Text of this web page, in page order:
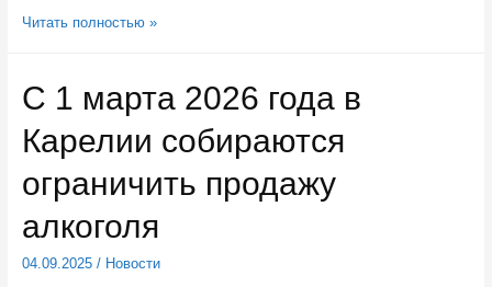
Предприятие
приборов
начнут
строить
в
Читать полностью »
С 1 марта 2026 года в
Карелии собираются
ограничить продажу
алкоголя
04.09.2025/ Новости